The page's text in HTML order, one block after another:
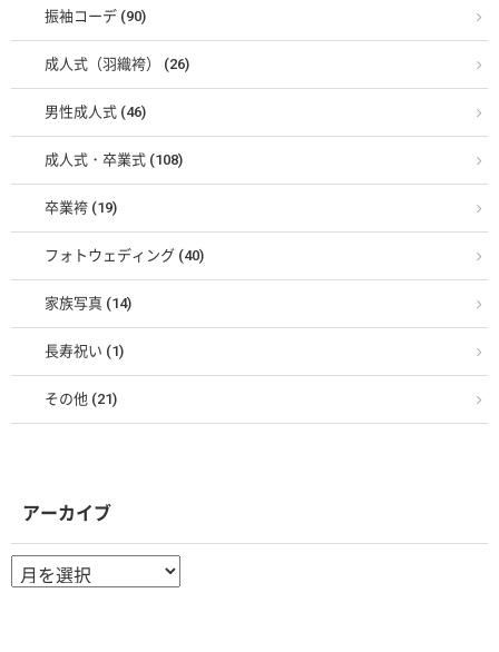
振袖コーデ (90)
成人式（羽織袴） (26)
男性成人式 (46)
成人式・卒業式 (108)
卒業袴 (19)
フォトウェディング (40)
家族写真 (14)
長寿祝い (1)
その他 (21)
アーカイブ
ー